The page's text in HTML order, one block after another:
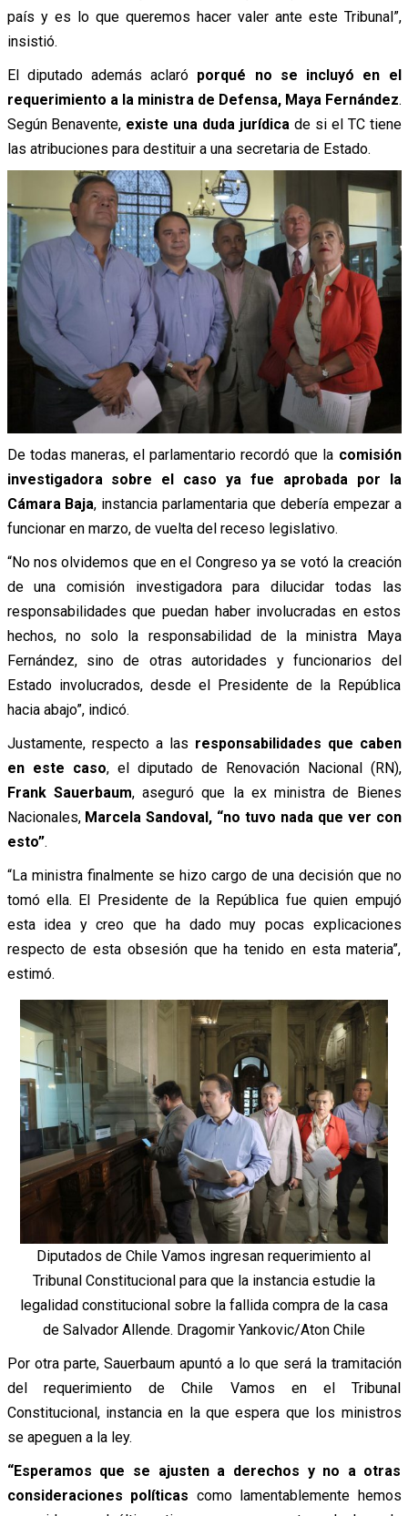
país y es lo que queremos hacer valer ante este Tribunal”,
insistió.
El diputado ademásaclaró porqué no se incluyó en el
requerimiento a la ministra de Defensa, Maya Fernández.
Según Benavente, existe una duda jurídica de si el TC tiene
las atribuciones para destituir a una secretaria de Estado.
De todas maneras, el parlamentariorecordó que la comisión
investigadora sobre el caso ya fue aprobada por la
Cámara Baja, instancia parlamentaria que debería empezar a
funcionar en marzo, de vuelta del receso legislativo.
“No nos olvidemos que en el Congreso ya se votó la creación
de una comisión investigadora para dilucidar todas las
responsabilidades que puedan haber involucradas en estos
hechos, no solo la responsabilidad de la ministra Maya
Fernández, sino de otras autoridades y funcionarios del
Estado involucrados, desde el Presidente de la República
hacia abajo”,indicó.
Justamente, respecto a las responsabilidades que caben
en este caso, el diputado de Renovación Nacional (RN),
Frank Sauerbaum, aseguró que la ex ministra de Bienes
Nacionales, Marcela Sandoval, “no tuvo nada que ver con
esto”.
“La ministra finalmente se hizo cargo de una decisión que no
tomó ella. El Presidente de la República fue quien empujó
esta idea y creo que ha dado muy pocas explicaciones
respecto de esta obsesión que ha tenido en esta materia”,
estimó.
Diputados de Chile Vamos ingresan requerimiento al
Tribunal Constitucional para que la instancia estudie la
legalidad constitucional sobre la fallida compra de la casa
de Salvador Allende. Dragomir Yankovic/Aton Chile
Por otra parte, Sauerbaum apuntóa lo que será la tramitación
del requerimiento de Chile Vamos en el Tribunal
Constitucional, instancia en la que espera que los ministros
se apeguen a la ley.
“Esperamos que se ajusten a derechos y no a otras
consideraciones políticas como lamentablemente hemos